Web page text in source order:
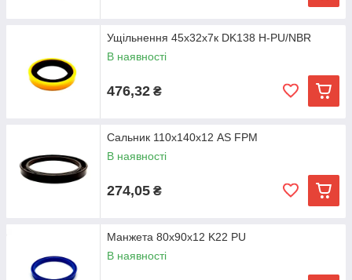
Ущільнення 45х32х7к DK138 H-PU/NBR
В наявності
476,32 ₴
Сальник 110х140х12 AS FPM
В наявності
274,05 ₴
Манжета 80х90х12 K22 PU
В наявності